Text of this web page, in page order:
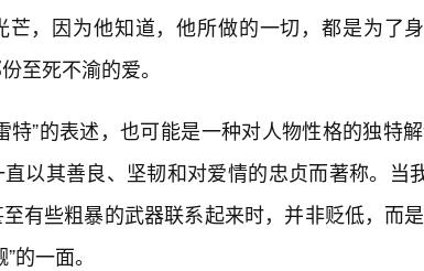
，因为他知道，他所做的一切，都是为了
至死不渝的爱。
特”的表述，也可能是一种对人物性格的独特
以其善良、坚韧和对爱情的忠贞而著称。当
有些粗暴的武器联系起来时，并非贬低，而
的一面。